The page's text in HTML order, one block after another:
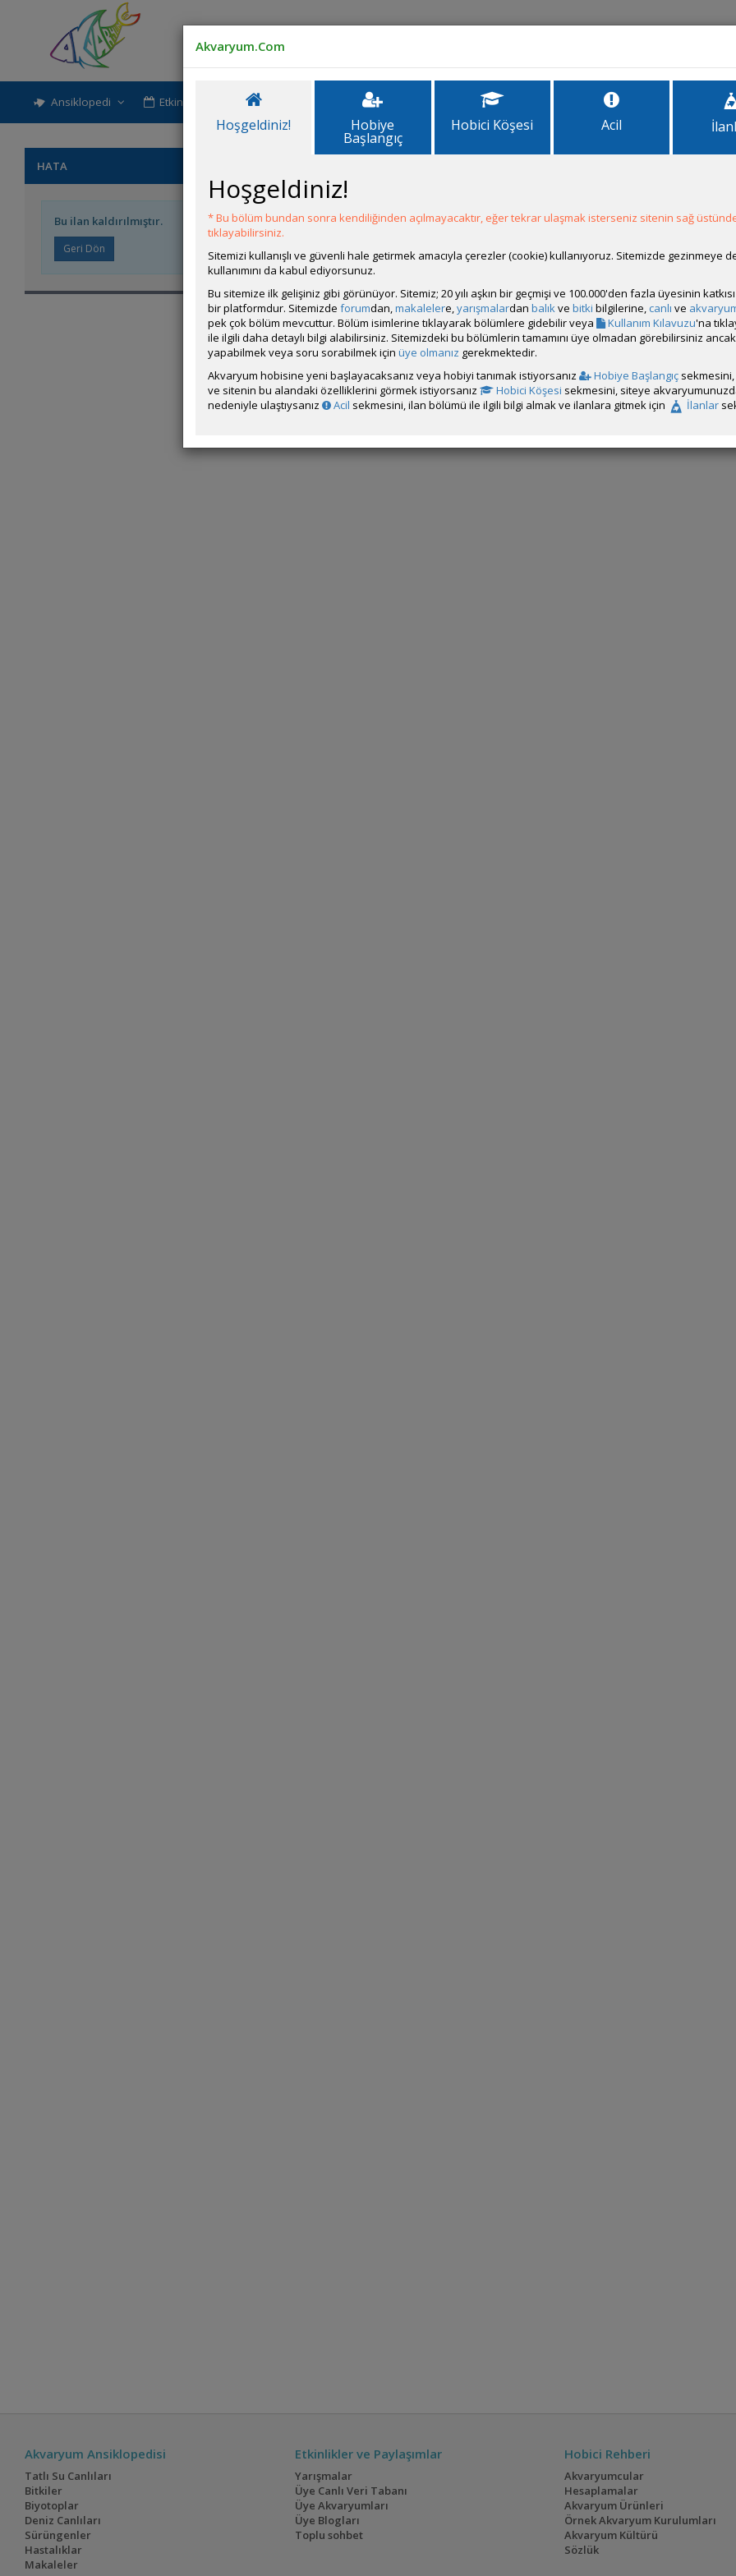
Ansiklopedi Etkinlik-Paylaşım İlanlar Forum
HATA
Bu ilan kaldırılmıştır.
Akvaryum Ansiklopedisi
Tatlı Su Canlıları
Bitkiler
Biyotoplar
Deniz Canlıları
Sürüngenler
Hastalıklar
Makaleler
Etkinlikler ve Paylaşımlar
Yarışmalar
Üye Canlı Veri Tabanı
Üye Akvaryumları
Üye Blogları
Toplu sohbet
Hobici Rehberi
Akvaryumcular
Hesaplamalar
Akvaryum Ürünleri
Örnek Akvaryum Kurulumları
Akvaryum Kültürü
Sözlük
Akvaryum.Com
Hoşgeldiniz! Hobiye
Başlangıç
Hobici Köşesi Acil
Hoşgeldiniz!
* Bu bölüm bundan sonra kendiliğinden açılmayacaktır, eğer tekrar ulaşmak isterseniz sitenin sağ
tıklayabilirsiniz.
Sitemizi kullanışlı ve güvenli hale getirmek amacıyla çerezler (cookie) kullanıyoruz. Sitemizde gezinmeye
kullanımını da kabul ediyorsunuz.
Bu sitemize ilk gelişiniz gibi görünüyor. Sitemiz; 20 yılı aşkın bir geçmişi ve 100.000'den fazla üyesinin
bir platformdur. Sitemizde forumdan,makalelere,yarışmalardan balıkve bitki bilgilerine, canlı ve
pek çok bölüm mevcuttur. Bölüm isimlerine tıklayarak bölümlere gidebilir veya
Kullanım Kılavuzu'na
ile ilgili daha detaylı bilgi alabilirsiniz. Sitemizdeki bu bölümlerin tamamını üye olmadan görebilirsiniz
yapabilmek veya soru sorabilmek için üye olmanız gerekmektedir.
Akvaryum hobisine yeni başlayacaksanız veya hobiyi tanımak istiyorsanız
Hobiye Başlangıç
ve sitenin bu alandaki özelliklerini görmek istiyorsanız
Hobici Köşesi sekmesini, siteye
nedeniyle ulaştıysanız
Acil sekmesini, ilan bölümü ile ilgili bilgi almak ve ilanlara gitmek için İlanlar